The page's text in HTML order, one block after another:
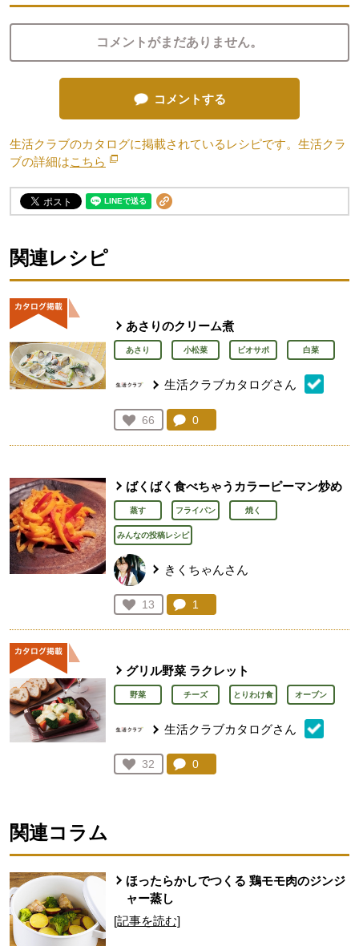
コメントがまだありません。
コメントする
生活クラブのカタログに掲載されているレシピです。生活クラ
ブの詳細はこちら 別のウィンドウで開きます。
関連レシピ
あさりのクリーム煮
あさり 小松菜 ビオサポ 白菜
生活クラブカタログさん
お気に入り登録：
66
人が登録
コメント：
0
ばくばく食べちゃうカラーピーマン炒め
蒸す フライパン 焼く
みんなの投稿レシピ
きくちゃんさん
お気に入り登録：
13
人が登録
コメント：
1
グリル野菜 ラクレット
野菜 チーズ とりわけ食 オーブン
生活クラブカタログさん
お気に入り登録：
32
人が登録
コメント：
0
関連コラム
ほったらかしでつくる 鶏モモ肉のジンジ
ャー蒸し
[記事を読む]